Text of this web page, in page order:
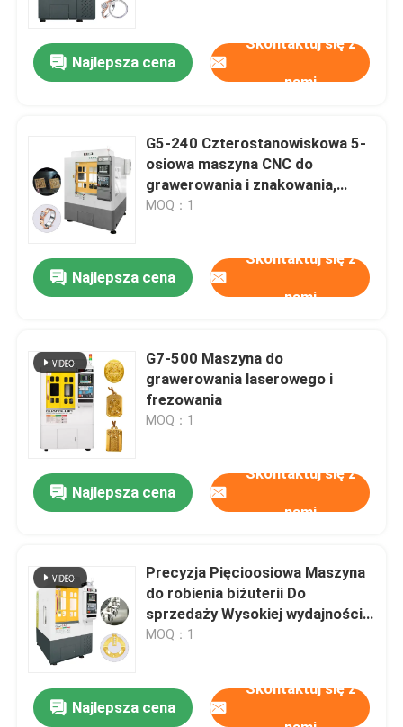
Do domu
Produkty
Pokaz VR
Najlepsza cena
Skontaktuj się z
nami
G5-240 Czterostanowiskowa 5-
osiowa maszyna CNC do
grawerowania i znakowania,
obrabiarka CNC do złotej
MOQ：1
Najlepsza cena
Skontaktuj się z
nami
G7-500 Maszyna do
grawerowania laserowego i
frezowania
MOQ：1
Najlepsza cena
Skontaktuj się z
nami
Precyzja Pięcioosiowa Maszyna
do robienia biżuterii Do
sprzedaży Wysokiej wydajności
Produkcja biżuterii
MOQ：1
Najlepsza cena
Skontaktuj się z
CE 9 Axis Cnc Machine For Gold Jewellery Manufacturing Machines